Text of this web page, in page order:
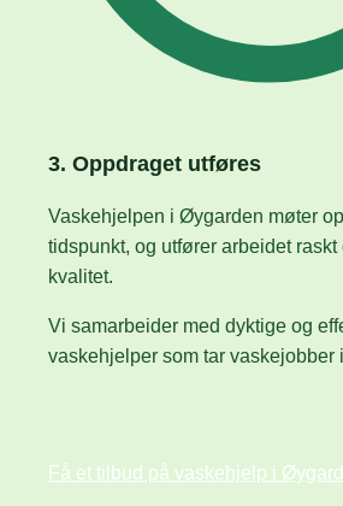
3. Oppdraget utføres
Vaskehjelpen i Øygarden møter
tidspunkt, og utfører arbeidet
kvalitet.
Vi samarbeider med dyktige og
vaskehjelper som tar vaskejobber
Få et tilbud på vaskehjelp i